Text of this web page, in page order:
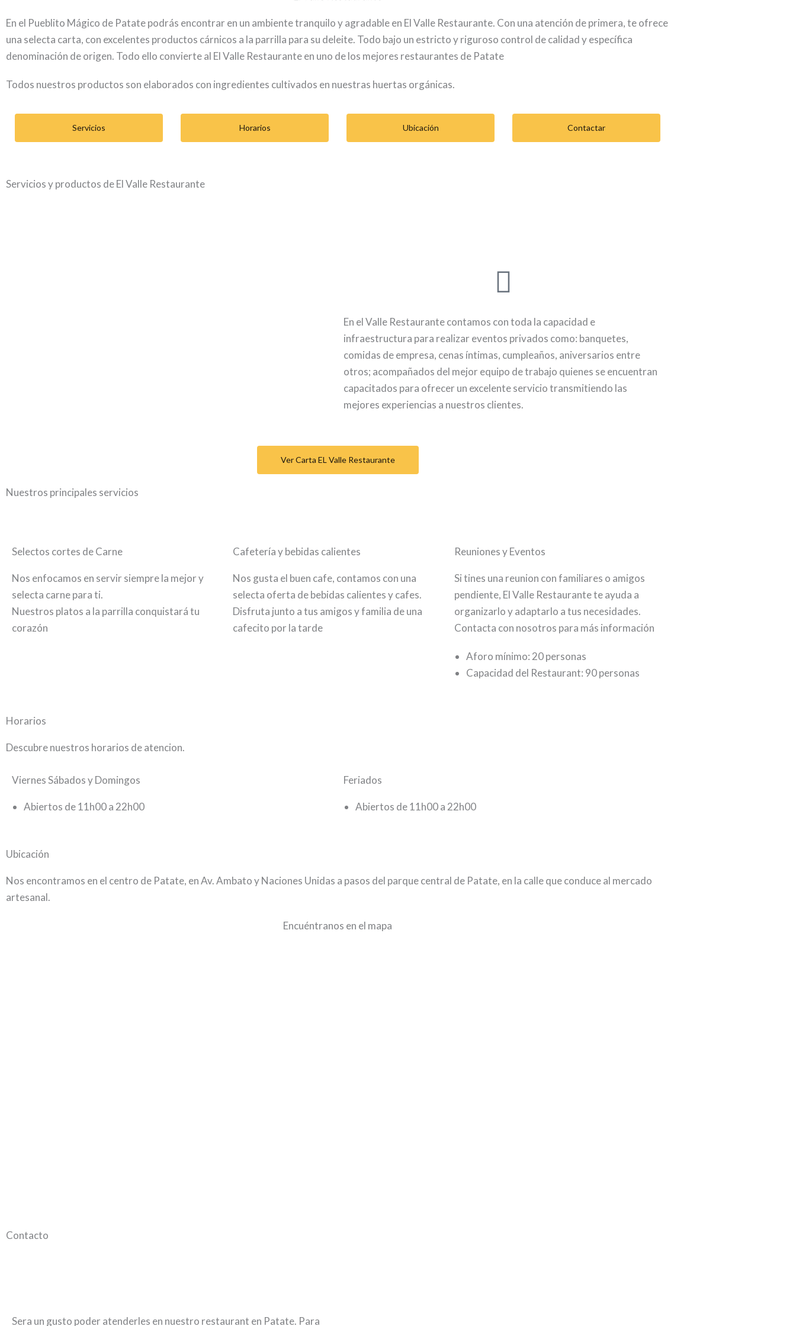
En el Pueblito Mágico de Patate podrás encontrar en un ambiente tranquilo y agradable en El Valle Restaurante. Con una atención de primera, te ofrece
una selecta carta, con excelentes productos cárnicos a la parrilla para su deleite. Todo bajo un estricto y riguroso control de calidad y específica
denominación de origen. Todo ello convierte al El Valle Restaurante en uno de los mejores restaurantes de Patate
Todos nuestros productos son elaborados con ingredientes cultivados en nuestras huertas orgánicas.
Servicios Horarios Ubicación Contactar
Servicios y productos de El Valle Restaurante
En el Valle Restaurante contamos con toda la capacidad e
infraestructura para realizar eventos privados como: banquetes,
comidas de empresa, cenas íntimas, cumpleaños, aniversarios entre
otros; acompañados del mejor equipo de trabajo quienes se encuentran
capacitados para ofrecer un excelente servicio transmitiendo las
mejores experiencias a nuestros clientes.
Ver Carta EL Valle Restaurante
Nuestros principales servicios
Selectos cortes de Carne
Nos enfocamos en servir siempre la mejor y
selecta carne para ti.
Nuestros platos a la parrilla conquistará tu
corazón
Cafetería y bebidas calientes
Nos gusta el buen cafe, contamos con una
selecta oferta de bebidas calientes y cafes.
Disfruta junto a tus amigos y familia de una
cafecito por la tarde
Reuniones y Eventos
Si tines una reunion con familiares o amigos
pendiente, El Valle Restaurante te ayuda a
organizarlo y adaptarlo a tus necesidades.
Contacta con nosotros para más información
Aforo mínimo: 20 personas
Capacidad del Restaurant: 90 personas
Horarios
Descubre nuestros horarios de atencion.
Viernes Sábados y Domingos
Abiertos de 11h00 a 22h00
Feriados
Abiertos de 11h00 a 22h00
Ubicación
Nos encontramos en el centro de Patate, en Av. Ambato y Naciones Unidas a pasos del parque central de Patate, en la calle que conduce al mercado
artesanal.
Encuéntranos en el mapa
Contacto
Sera un gusto poder atenderles en nuestro restaurant en Patate. Para